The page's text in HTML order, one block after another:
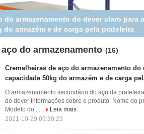
do armazenamento do dever claro para a
do armazém e de carga pela prateleira
do armazenamento (16)
Cremalheiras de aço do armazenamento do
capacidade 50kg do armazém e de carga
O armazenamento secundário do aço da
do dever Informações sobre o produto: Nome do
Modelo do ...
Leia mais
2021-10-29 09:30:23